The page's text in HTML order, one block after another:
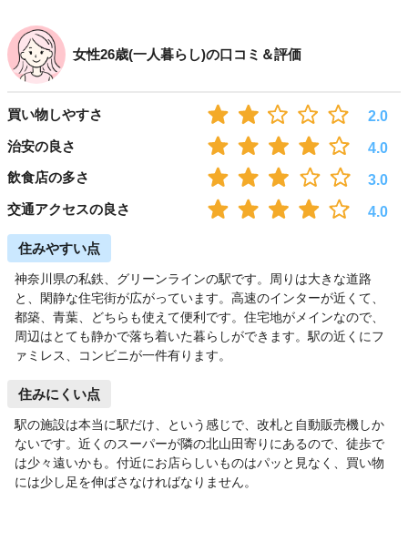
女性26歳(一人暮らし)の口コミ＆評価
買い物しやすさ
2.0
治安の良さ
4.0
飲食店の多さ
3.0
交通アクセスの良さ
4.0
住みやすい点
神奈川県の私鉄、グリーンラインの駅です。周りは大きな道路
と、閑静な住宅街が広がっています。高速のインターが近くて、
都築、青葉、どちらも使えて便利です。住宅地がメインなので、
周辺はとても静かで落ち着いた暮らしができます。駅の近くにフ
ァミレス、コンビニが一件有ります。
住みにくい点
駅の施設は本当に駅だけ、という感じで、改札と自動販売機しか
ないです。近くのスーパーが隣の北山田寄りにあるので、徒歩で
は少々遠いかも。付近にお店らしいものはパッと見なく、買い物
には少し足を伸ばさなければなりません。